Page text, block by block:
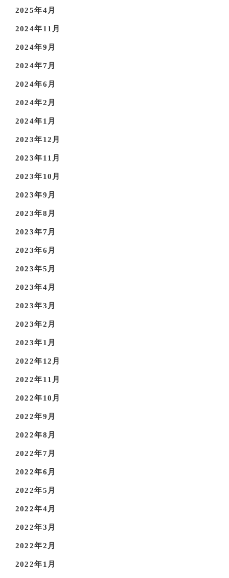
2025年4月
2024年11月
2024年9月
2024年7月
2024年6月
2024年2月
2024年1月
2023年12月
2023年11月
2023年10月
2023年9月
2023年8月
2023年7月
2023年6月
2023年5月
2023年4月
2023年3月
2023年2月
2023年1月
2022年12月
2022年11月
2022年10月
2022年9月
2022年8月
2022年7月
2022年6月
2022年5月
2022年4月
2022年3月
2022年2月
2022年1月